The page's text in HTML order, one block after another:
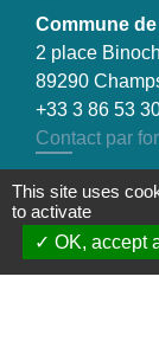
Commune
2 place
89290
+33 3 86 53
Contact par
Liens
This site uses
to activate
OK, accept